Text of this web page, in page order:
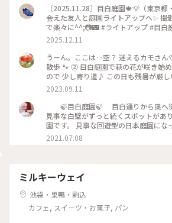
〔2025.11.28〕目白庭園🍁💡（東京都
会えた友人と庭園ライトアップへ✨ 撮
で楽々に^^;📷🌃 #ライトアップ #目白
園ライトアップ」11.22-12.7 #ことり
東京
2025.12.11
うーん。ここは‥空？ 迷えるカモさ
散歩 🐾 ② 目白庭園で萩の花が咲き始
ので 少し寄り道♪ この日も残暑が厳し
が、静かに始まってました𓂃 𓈒𓏸❁⃘ ム
キ、ヤブラン、エノキ、ススキ‥ そし
当に咲き始めの小さな赤ちゃんで そっ
げたくなるような‥そんな萩の花。 最
待っていてくれました。 お天気が良か
映り込み 綺麗なリフレクションが🩵
すが、 私が生まれて初めてもんじゃ焼
2023.09.11
🍃目白庭園🍃 目白通りから奥へ徒歩十分のところに、
見事な白壁がずっと続くスポットが
園です。 見事な回遊型の日本庭園にな
場となっています。 奥に有る数寄屋
介氏等著名な作家が参加した、日本児
茶寮として、茶会や、幻燈会等楽しい
ます。 お庭を歩いていると、まるで
動かないかる鴨が二羽🦆 子供が側に
ーっと石の様に気配を消していて、笑
鴨を12羽産んだので、お疲れモード
2021.07.08
ミルキーウェイ
池袋・巣鴨・駒込
カフェ, スイーツ・お菓子, パン